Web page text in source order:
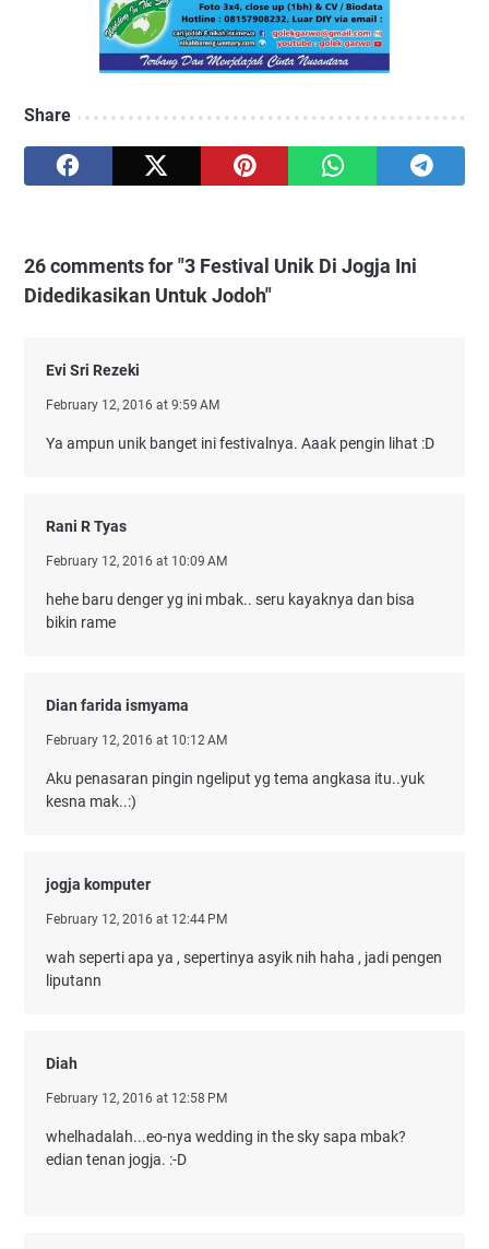
Share
26 comments for "3 Festival Unik Di Jogja Ini
Didedikasikan Untuk Jodoh"
Evi Sri Rezeki
February 12, 2016 at 9:59 AM
Ya ampun unik banget ini festivalnya. Aaak pengin lihat :D
Rani R Tyas
February 12, 2016 at 10:09 AM
hehe baru denger yg ini mbak.. seru kayaknya dan bisa
bikin rame
Dian farida ismyama
February 12, 2016 at 10:12 AM
Aku penasaran pingin ngeliput yg tema angkasa itu..yuk
kesna mak..:)
jogja komputer
February 12, 2016 at 12:44 PM
wah seperti apa ya , sepertinya asyik nih haha , jadi pengen
liputann
Diah
February 12, 2016 at 12:58 PM
whelhadalah...eo-nya wedding in the sky sapa mbak?
edian tenan jogja. :-D